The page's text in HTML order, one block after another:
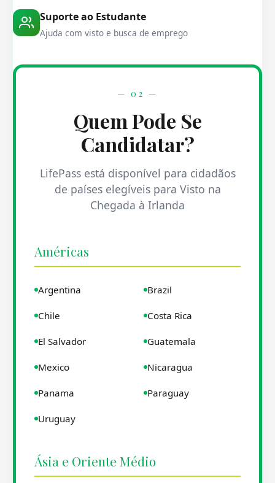
Suporte ao Estudante
Ajuda com visto e busca de emprego
— 02 —
Quem Pode Se
Candidatar?
LifePass está disponível para cidadãos
de países elegíveis para Visto na
Chegada à Irlanda
Américas
Argentina Brazil
Chile Costa Rica
El Salvador Guatemala
Mexico Nicaragua
Panama Paraguay
Uruguay
Ásia e Oriente Médio